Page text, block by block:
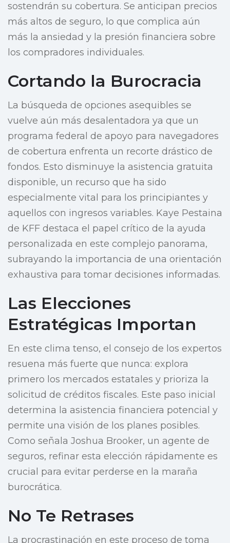
sostendrán su cobertura. Se anticipan precios
más altos de seguro, lo que complica aún
más la ansiedad y la presión financiera sobre
los compradores individuales.
Cortando la Burocracia
La búsqueda de opciones asequibles se
vuelve aún más desalentadora ya que un
programa federal de apoyo para navegadores
de cobertura enfrenta un recorte drástico de
fondos. Esto disminuye la asistencia gratuita
disponible, un recurso que ha sido
especialmente vital para los principiantes y
aquellos con ingresos variables. Kaye Pestaina
de KFF destaca el papel crítico de la ayuda
personalizada en este complejo panorama,
subrayando la importancia de una orientación
exhaustiva para tomar decisiones informadas.
Las Elecciones
Estratégicas Importan
En este clima tenso, el consejo de los expertos
resuena más fuerte que nunca: explora
primero los mercados estatales y prioriza la
solicitud de créditos fiscales. Este paso inicial
determina la asistencia financiera potencial y
permite una visión de los planes posibles.
Como señala Joshua Brooker, un agente de
seguros, refinar esta elección rápidamente es
crucial para evitar perderse en la maraña
burocrática.
No Te Retrases
La procrastinación en este proceso de toma